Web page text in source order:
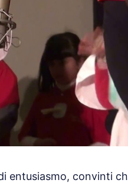
entusiasmo, convinti